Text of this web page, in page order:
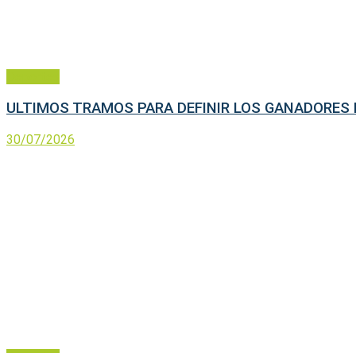
ULTIMOS TRAMOS PARA DEFINIR LOS GANADORES
30/07/2026